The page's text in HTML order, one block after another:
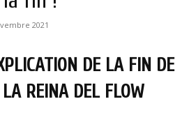
2021
DE LA FIN DE
REINA DEL FLOW